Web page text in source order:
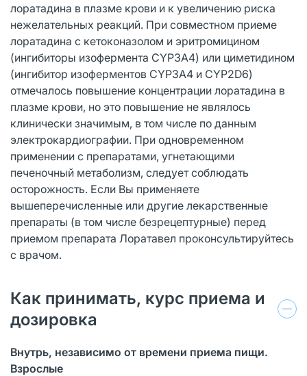
лоратадина в плазме крови и к увеличению риска
нежелательных реакций. При совместном приеме
лоратадина с кетоконазолом и эритромицином
(ингибиторы изофермента CYP3A4) или циметидином
(ингибитор изоферментов CYP3A4 и CYP2D6)
отмечалось повышение концентрации лоратадина в
плазме крови, но это повышение не являлось
клинически значимым, в том числе по данным
электрокардиографии. При одновременном
применении с препаратами, угнетающими
печеночный метаболизм, следует соблюдать
осторожность. Если Вы применяете
вышеперечисленные или другие лекарственные
препараты (в том числе безрецептурные) перед
приемом препарата Лоратавел проконсультируйтесь
с врачом.
Как принимать, курс приема и
дозировка
Внутрь, независимо от времени приема пищи.
Взрослые